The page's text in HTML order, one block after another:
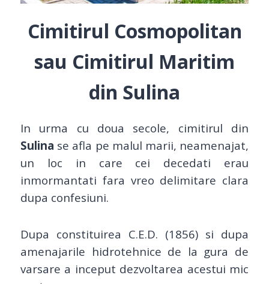
Cimitirul Cosmopolitan
sau Cimitirul Maritim
din Sulina
In urma cu doua secole, cimitirul din
Sulina se afla pe malul marii, neamenajat,
un loc in care cei decedati erau
inmormantati fara vreo delimitare clara
dupa confesiuni.
Dupa constituirea C.E.D. (1856) si dupa
amenajarile hidrotehnice de la gura de
varsare a inceput dezvoltarea acestui mic